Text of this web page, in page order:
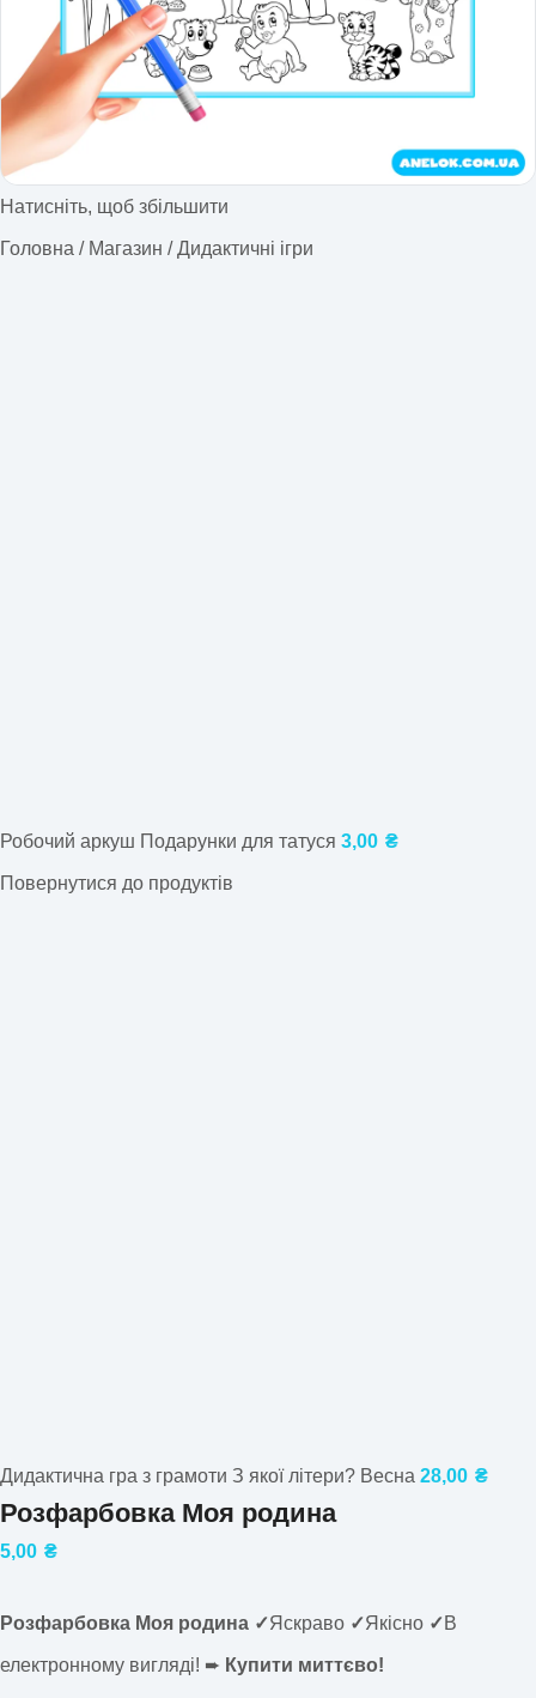
Натисніть, щоб збільшити
Головна / Магазин / Дидактичні ігри
Робочий аркуш Подарунки для татуся 3,00 ₴
Повернутися до продуктів
Дидактична гра з грамоти З якої літери? Весна 28,00 ₴
Розфарбовка Моя родина
5,00 ₴
Розфарбовка Моя родина ✓Яскраво ✓Якісно ✓В
електронному вигляді! ➨ Купити миттєво!